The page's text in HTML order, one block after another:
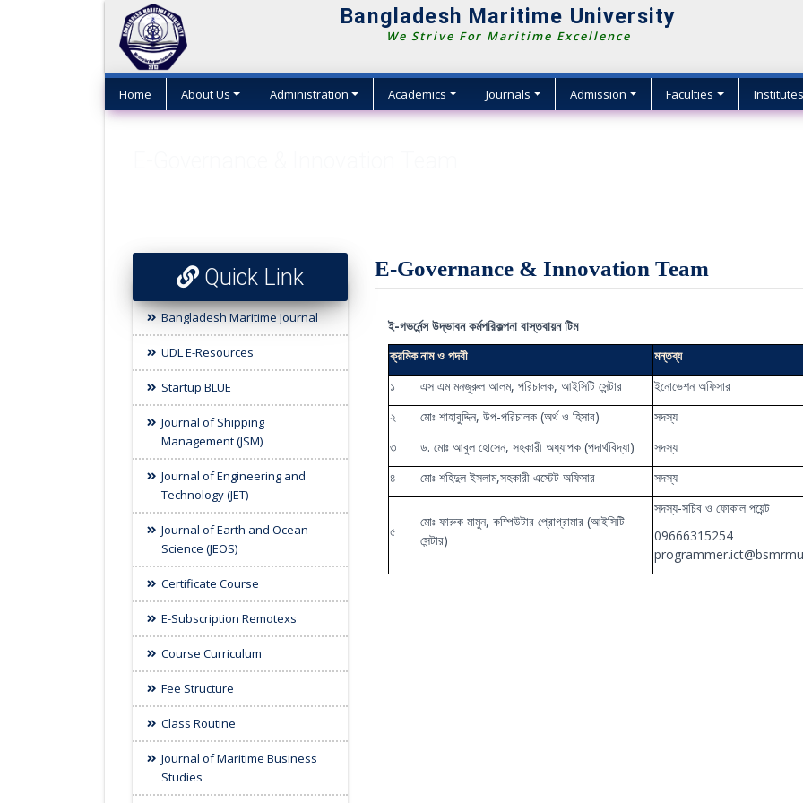
Bangladesh Maritime University
We Strive For Maritime Excellence
Home About Us Administration Academics Journals Admission Faculties Institutes
Quick Link
Bangladesh Maritime Journal
UDL E-Resources
Startup BLUE
Journal of Shipping
Management (JSM)
Journal of Engineering and
Technology (JET)
Journal of Earth and Ocean
Science (JEOS)
Certificate Course
E-Subscription Remotexs
Course Curriculum
Fee Structure
Class Routine
Journal of Maritime Business
Studies
E-Governance & Innovation Team
ই-গভর্নেন্স উদ্ভাবন কর্মপরিকল্পনা বাস্তবায়নটিম
ক্রমিকনাম ও পদবী
মন্তব্য
১
এস এম মনজুরুল আলম, পরিচালক, আইসিটি সেন্টার
ইনোভেশন অফিসার
২
মোঃ শাহাবুদ্দিন, উপ-পরিচালক (অর্থ ও হিসাব)
সদস্য
৩
ড. মোঃ আবুল হোসেন, সহকারী অধ্যাপক (পদার্থবিদ্যা)
সদস্য
৪
মোঃ শহিদুল ইসলাম,সহকারী এস্টেট অফিসার সদস্য
৫
মোঃ ফারুক মামুন, কম্পিউটার প্রোগ্রামার (আইসিটি
সেন্টার)
সদস্য-সচিব ও ফোকাল পয়েন্ট
09666315254